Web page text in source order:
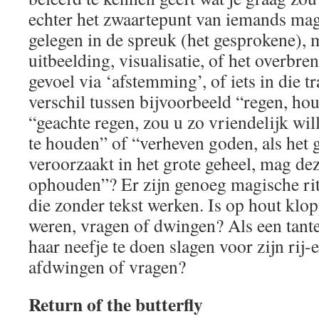
echter het zwaartepunt van iemands
gelegen in de spreuk (het gesprokene),
uitbeelding, visualisatie, of het
gevoel via ‘afstemming’, of iets in die
verschil tussen bijvoorbeeld “regen,
“geachte regen, zou u zo vriendelijk
te houden” of “verheven goden, als het
veroorzaakt in het grote geheel, mag
ophouden”? Er zijn genoeg magische
die zonder tekst werken. Is op hout
weren, vragen of dwingen? Als een
haar neefje te doen slagen voor zijn rij-
afdwingen of vragen?
Return of the butterfly